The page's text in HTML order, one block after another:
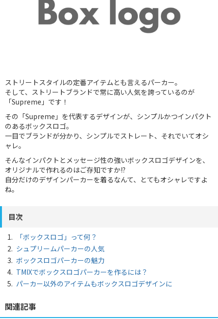
ストリートスタイルの定番アイテムとも言えるパーカー。
そして、ストリートブランドで常に高い人気を誇っているのが
「Supreme」です！
その「Supreme」を代表するデザインが、シンプルかつインパクト
のあるボックスロゴ。
一目でブランドが分かり、シンプルでストレート、それでいてオシ
ャレ。
そんなインパクトとメッセージ性の強いボックスロゴデザインを、
オリジナルで作れるのはご存知ですか!?
自分だけのデザインパーカーを着るなんて、とてもオシャレですよ
ね。
目次
「ボックスロゴ」って何？
シュプリームパーカーの人気
ボックスロゴパーカーの魅力
TMIXでボックスロゴパーカーを作るには？
パーカー以外のアイテムもボックスロゴデザインに
関連記事